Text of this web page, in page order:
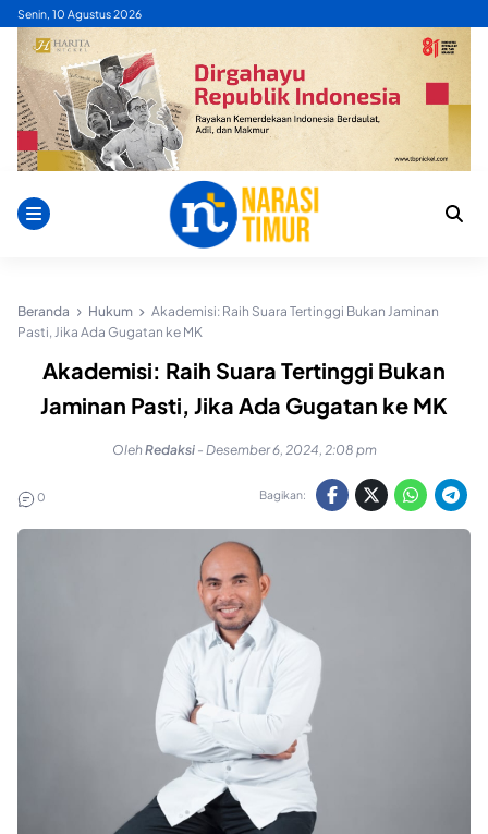
Skip
content
Senin, 10 Agustus 2026
Beranda Hukum
Akademisi: Raih Suara Tertinggi Bukan Jaminan
Pasti, Jika Ada Gugatan ke MK
Akademisi: Raih Suara Tertinggi Bukan
Jaminan Pasti, Jika Ada Gugatan ke MK
OlehRedaksi - Desember 6, 2024, 2:08 pm
0 Bagikan: